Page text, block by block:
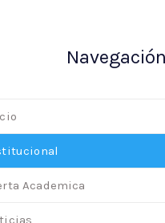
Navegación
Academica